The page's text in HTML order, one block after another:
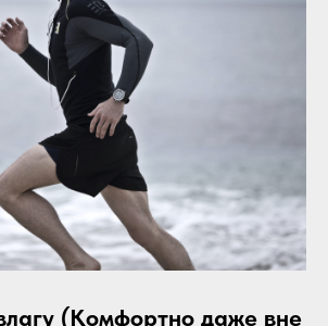
(Комфортно даже вне